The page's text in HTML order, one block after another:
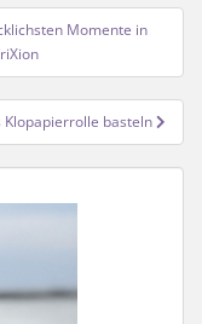
Momente in
Klopapierrolle basteln